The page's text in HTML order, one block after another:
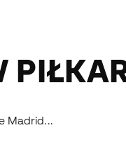
Madrid...